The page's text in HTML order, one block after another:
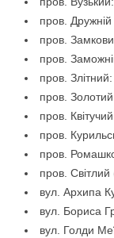
пров.
пров.
пров.
пров.
пров.
пров.
пров.
пров.
пров.
вул. Архипа
вул. Бориса
вул. Голди